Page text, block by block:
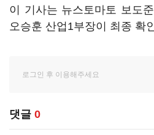
이 기사는 뉴스토마토 보도
오승훈 산업1부장이 최종 확
댓글 0